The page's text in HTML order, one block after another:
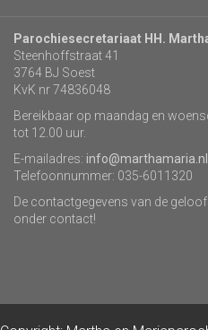
Parochiesecretariaat HH.
Steenhoffstraat 41
3764 BJ Soest
KvK nr 74836048
Bereikbaar op maandag en
tot 12.00 uur.
E-mailadres: info@marthamaria.nl
Telefoonnummer: 035-6011320
De contactgegevens van de
onder contact!